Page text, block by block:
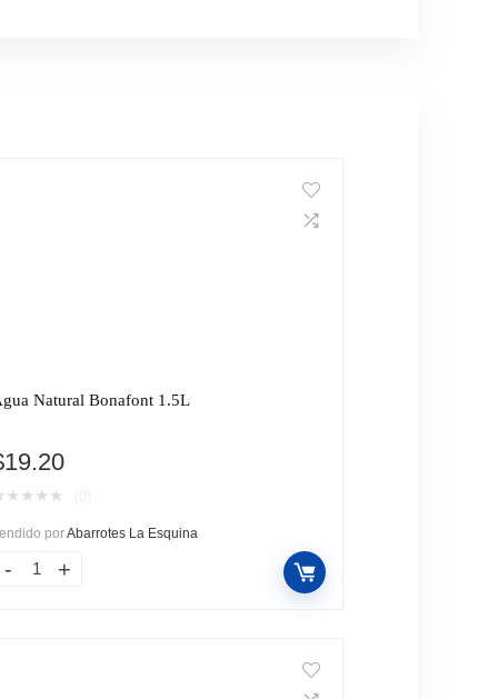
Natural Bonafont 1.5L
19.20
★ ★ ★ ★
porAbarrotes La Esquina